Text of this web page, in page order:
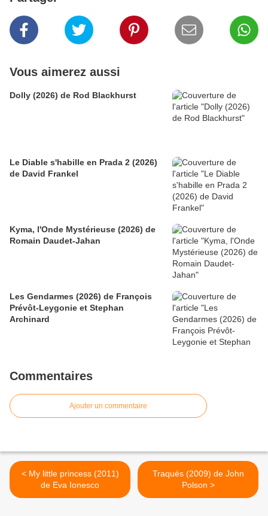
Vous aimerez aussi
Dolly (2026) de Rod Blackhurst
Le Diable s'habille en Prada 2 (2026)
de David Frankel
Kyma, l'Onde Mystérieuse (2026) de
Romain Daudet-Jahan
Les Gendarmes (2026) de François
Prévôt-Leygonie et Stephan
Archinard
Commentaires
Ajouter un commentaire
< My little princess (2011)
de Eva Ionesco
Traqués (2009) de John
Polson >